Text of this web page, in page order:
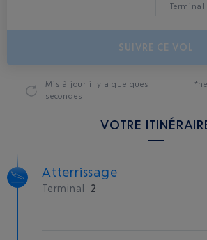
Terminal
SUIVRE CE VOL
Mis à jour il y a quelques
secondes
VOTRE
Atterrissage
Terminal 2